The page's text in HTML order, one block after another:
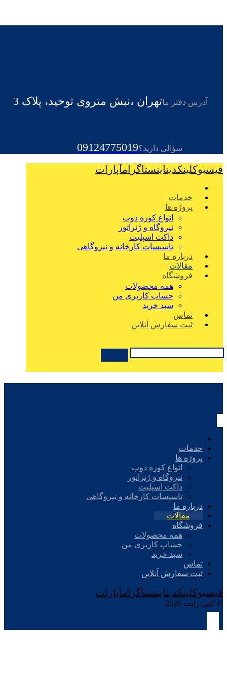
آدرس دفتر ماتهران ،نبش متروی توحید، پلاک 3
سؤالی دارید؟09124775019
فیسبوکلینکدیناینستاگرامآپارات
خدمات
پروژه ها
انواع کوره ذوب
نیروگاه و ژنراتور
داکت اسپلیت
تاسیسات کارخانه و نیروگاهی
درباره ما
مقالات
فروشگاه
همه محصولات
حساب کاربری من
سبد خرید
تماس
ثبت سفارش آنلاین
خدمات
پروژه ها
انواع کوره ذوب
نیروگاه و ژنراتور
داکت اسپلیت
تاسیسات کارخانه و نیروگاهی
درباره ما
مقالات
فروشگاه
همه محصولات
حساب کاربری من
سبد خرید
تماس
ثبت سفارش آنلاین
فیسبوکلینکدیناینستاگرامآپارات
© کپی رایت 2026